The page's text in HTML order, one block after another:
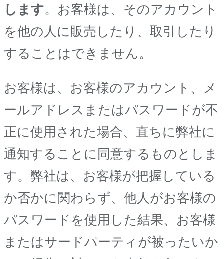
します。お客様は、そのアカウント
を他の人に販売したり、取引したり
することはできません。
お客様は、お客様のアカウント、メ
ールアドレスまたはパスワードが不
正に使用された場合、直ちに弊社に
通知することに同意するものとしま
す。弊社は、お客様が把握している
か否かに関わらず、他人がお客様の
パスワードを使用した結果、お客様
またはサードパーティが被ったいか